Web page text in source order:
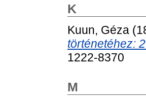
K
Kuun, Géza
történetéhez:
1222-8370
M